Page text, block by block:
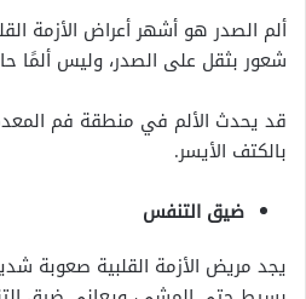
ألم الصدر هو أشهر أعراض الأزمة
شعور بثقل على الصدر، وليس ألمًا
قد يحدث الألم في منطقة فم
بالكتف الأيسر.
ضيق التنفس
يجد مريض الأزمة القلبية صعوبة